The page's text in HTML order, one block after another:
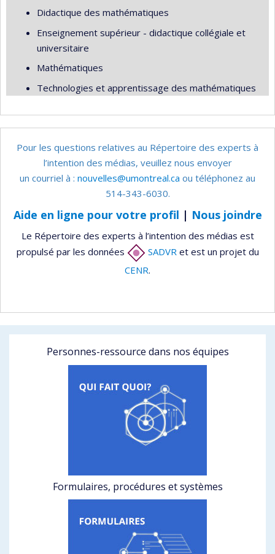
Didactique des mathématiques
Enseignement supérieur - didactique collégiale et
universitaire
Mathématiques
Technologies et apprentissage des mathématiques
Pour les questions relatives au Répertoire des experts à
l’intention des médias, veuillez nous envoyer
un courriel à : nouvelles@umontreal.ca ou téléphonez au
514-343-6030.
Aide en ligne pour votre profil | Nous joindre
Le Répertoire des experts à l’intention des médias est
propulsé par les données
SADVRet est un projet du
CENR.
Personnes-ressource dans nos équipes
Formulaires, procédures et systèmes